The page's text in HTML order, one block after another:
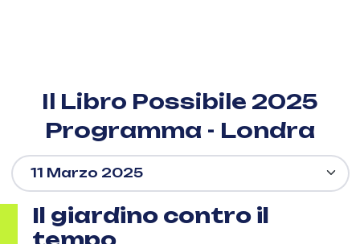
Il Libro Possibile 2025
Programma - Londra
Il giardino contro il